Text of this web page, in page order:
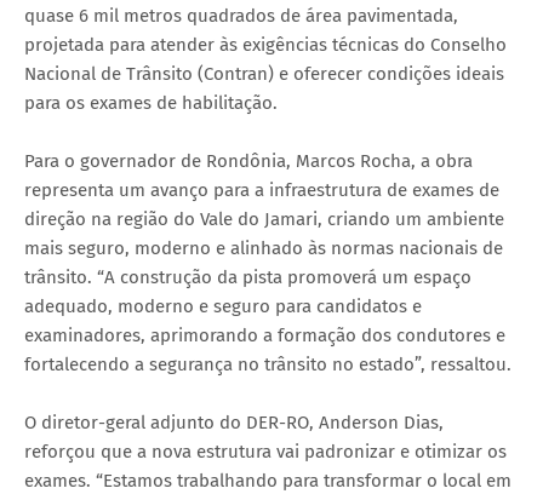
quase 6 mil metros quadrados de área pavimentada,
projetada para atender às exigências técnicas do Conselho
Nacional de Trânsito (Contran) e oferecer condições ideais
para os exames de habilitação.
Para o governador de Rondônia, Marcos Rocha, a obra
representa um avanço para a infraestrutura de exames de
direção na região do Vale do Jamari, criando um ambiente
mais seguro, moderno e alinhado às normas nacionais de
trânsito. “A construção da pista promoverá um espaço
adequado, moderno e seguro para candidatos e
examinadores, aprimorando a formação dos condutores e
fortalecendo a segurança no trânsito no estado”, ressaltou.
O diretor-geral adjunto do DER-RO, Anderson Dias,
reforçou que a nova estrutura vai padronizar e otimizar os
exames. “Estamos trabalhando para transformar o local em